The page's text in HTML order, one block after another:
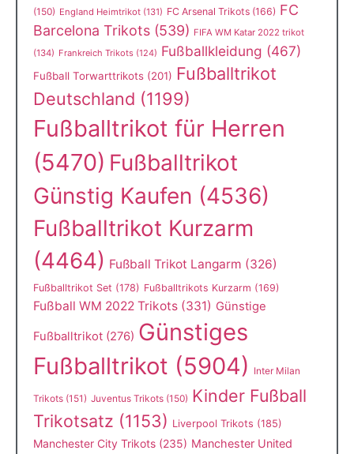
(150) England Heimtrikot (131) FC Arsenal Trikots (166) FC
Barcelona Trikots (539) FIFA WM Katar 2022 trikot
(134) Frankreich Trikots (124) Fußballkleidung (467)
Fußball Torwarttrikots (201) Fußballtrikot
Deutschland (1199)
Fußballtrikot für Herren
(5470) Fußballtrikot
Günstig Kaufen (4536)
Fußballtrikot Kurzarm
(4464) Fußball Trikot Langarm (326)
Fußballtrikot Set (178) Fußballtrikots Kurzarm (169)
Fußball WM 2022 Trikots (331) Günstige
Fußballtrikot (276) Günstiges
Fußballtrikot (5904) Inter Milan
Trikots (151) Juventus Trikots (150) Kinder Fußball
Trikotsatz (1153) Liverpool Trikots (185)
Manchester City Trikots (235) Manchester United